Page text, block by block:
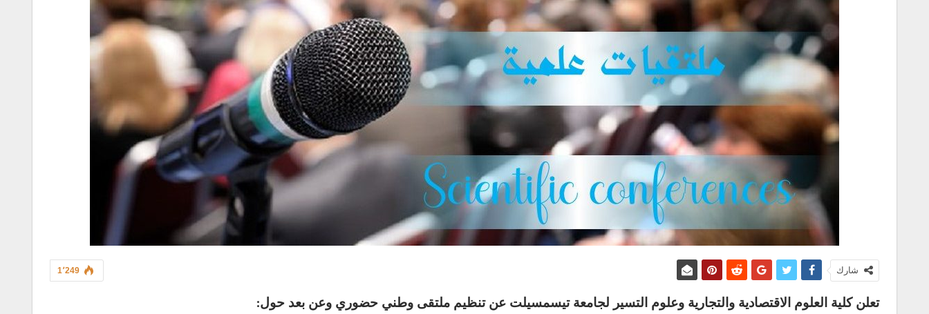
1٬249 شارك
تعلن كلية العلوم الاقتصادية والتجارية وعلوم التسير لجامعة تيسمسيلت عن تنظيم ملتقى وطني حضوري وعن بعد حول: